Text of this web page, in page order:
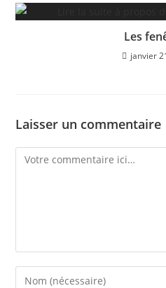
Les
janvier
Laisser un commentaire